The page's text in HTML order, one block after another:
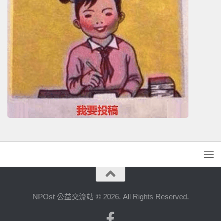
NPOst 公益交流站 © 2026. All Rights Reserved.